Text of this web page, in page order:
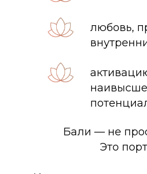
любовь,
Бали — не
Это